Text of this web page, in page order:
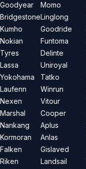
Goodyear
Bridgestone
Kumho
Nokian
Tyres
Lassa
Yokohama
Laufenn
Nexen
Marshal
Nankang
Kormoran
Falken
Riken
Momo
Linglong
Goodride
Funtoma
Delinte
Uniroyal
Tatko
Winrun
Vitour
Cooper
Aplus
Anlas
Gislaved
Landsail